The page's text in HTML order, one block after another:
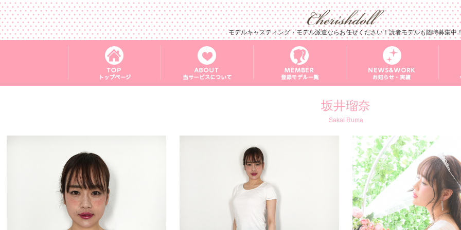
モデルキャスティング・モデル派遣ならお任せください！読者モデルも随時募集中
坂井瑠奈
Sakai Ruma